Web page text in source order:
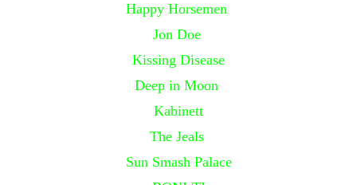
Happy Horsemen
Jon Doe
Kissing Disease
Deep in Moon
Kabinett
The Jeals
Sun Smash Palace